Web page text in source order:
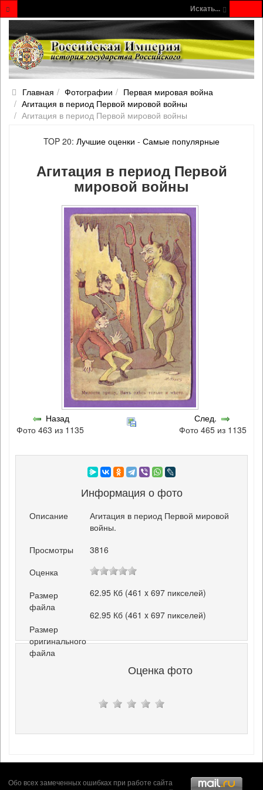
Искать...
Главная Фотографии
Первая мировая война
Агитация в период Первой мировой войны
Агитация в период Первой мировой войны
TOP 20: Лучшие оценки - Самые популярные
Агитация в период Первой
мировой войны
Назад
Фото 463 из 1135
След.
Фото 465 из 1135
Информация о фото
Описание
Агитация в период Первой мировой
войны.
Просмотры
3816
Оценка
Размер
файла
62.95 Кб (461 x 697 пикселей)
Размер
оригинального
файла
62.95 Кб (461 x 697 пикселей)
Оценка фото
Обо всех замеченных ошибках при работе сайта